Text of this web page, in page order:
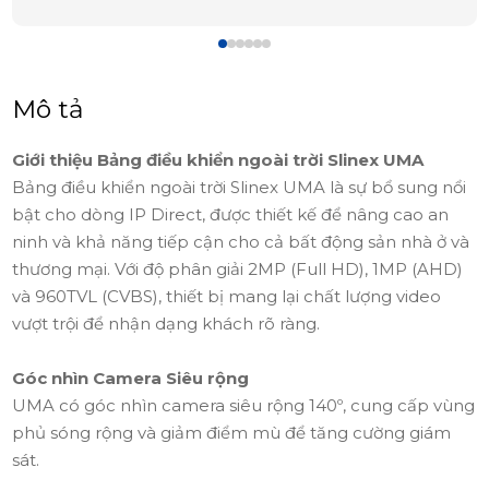
Mô tả
Giới thiệu Bảng điều khiển ngoài trời Slinex UMA
Bảng điều khiển ngoài trời Slinex UMA là sự bổ sung nổi
bật cho dòng IP Direct, được thiết kế để nâng cao an
ninh và khả năng tiếp cận cho cả bất động sản nhà ở và
thương mại. Với độ phân giải 2MP (Full HD), 1MP (AHD)
và 960TVL (CVBS), thiết bị mang lại chất lượng video
vượt trội để nhận dạng khách rõ ràng.
Góc nhìn Camera Siêu rộng
UMA có góc nhìn camera siêu rộng 140º, cung cấp vùng
phủ sóng rộng và giảm điểm mù để tăng cường giám
sát.